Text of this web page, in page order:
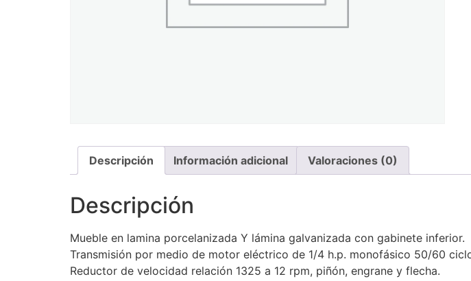
Descripción Información adicional Valoraciones (0)
Descripción
Mueble en lamina porcelanizada Y lámina galvanizada con gabinete inferior.
Transmisión por medio de motor eléctrico de 1/4 h.p. monofásico 50/60
Reductor de velocidad relación 1325 a 12 rpm, piñón, engrane y flecha.